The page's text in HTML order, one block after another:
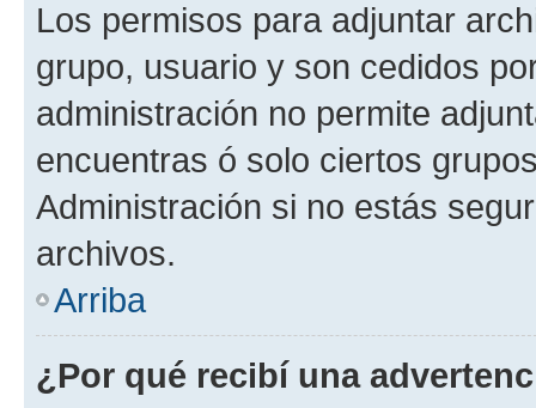
Los permisos para adjuntar
grupo, usuario y son cedidos
administración no permite
encuentras ó solo ciertos
Administración si no estás
archivos.
Arriba
¿Por qué recibí una